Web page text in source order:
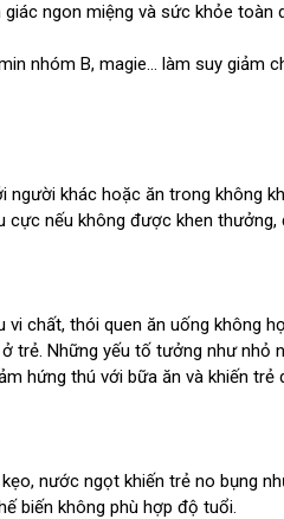
ngon miệng và sức khỏe toàn
nhóm B, magie… làm suy giảm
người khác hoặc ăn trong không
cực nếu không được khen
vi chất, thói quen ăn uống không
trẻ. Những yếu tố tưởng như nhỏ
hứng thú với bữa ăn và khiến trẻ
nước ngọt khiến trẻ no bụng
biến không phù hợp độ tuổi.